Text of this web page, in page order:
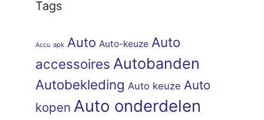
Tags
Accu apk Auto Auto-keuze Auto
accessoires Autobanden
Autobekleding Auto keuze Auto
kopen Auto onderdelen